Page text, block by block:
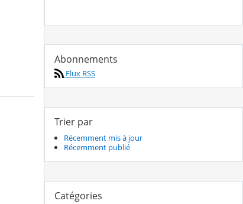
Abonnements
Flux RSS
Trier par
Récemment mis à jour
Récemment publié
Catégories